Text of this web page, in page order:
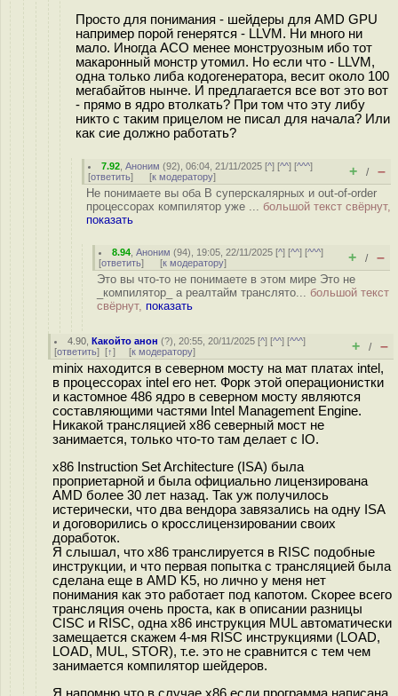
Просто для понимания - шейдеры для AMD GPU
например порой генерятся - LLVM. Ни много ни
мало. Иногда ACO менее монструозным ибо тот
макаронный монстр утомил. Но если что - LLVM,
одна только либа кодогенератора, весит около 100
мегабайтов нынче. И предлагается все вот это вот
- прямо в ядро втолкать? При том что эту либу
никто с таким прицелом не писал для начала? Или
как сие должно работать?
7.92 ,Аноним (92), 06:04, 21/11/2025 [^] [^^] [^^^]
[ответить] [к модератору] + / –
Не понимаете вы оба В суперскалярных и out-of-order
процессорах компилятор уже ... большой текст свёрнут,
показать
8.94 ,Аноним (94), 19:05, 22/11/2025 [^] [^^] [^^^]
[ответить] [к модератору] + / –
Это вы что-то не понимаете в этом мире Это не
_компилятор_ а реалтайм транслято... большой текст
свёрнут, показать
4.90 ,Какойто анон (?), 20:55, 20/11/2025 [^] [^^] [^^^]
[ответить] [↑] [к модератору] + / –
minix находится в северном мосту на мат платах intel,
в процессорах intel его нет. Форк этой операционистки
и кастомное 486 ядро в северном мосту являются
составляющими частями Intel Management Engine.
Никакой трансляцией x86 северный мост не
занимается, только что-то там делает с IO.
x86 Instruction Set Architecture (ISA) была
проприетарной и была официально лицензирована
AMD более 30 лет назад. Так уж получилось
истерически, что два вендора завязались на одну ISA
и договорились о кросслицензировании своих
доработок.
Я слышал, что x86 транслируется в RISC подобные
инструкции, и что первая попытка с трансляцией была
сделана еще в AMD K5, но лично у меня нет
понимания как это работает под капотом. Скорее всего
трансляция очень проста, как в описании разницы
CISC и RISC, одна x86 инструкция MUL автоматически
замещается скажем 4-мя RISC инструкциями (LOAD,
LOAD, MUL, STOR), т.е. это не сравнится с тем чем
занимается компилятор шейдеров.
Я напомню что в случае x86 если программа написана